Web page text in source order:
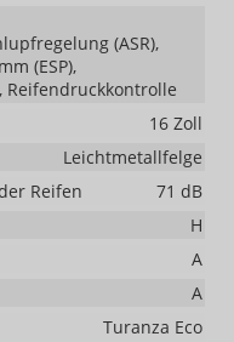
(ASR),
(ESP),
Reifendruckkontrolle
16 Zoll
Leichtmetallfelge
Reifen
71 dB
H
A
A
Turanza Eco